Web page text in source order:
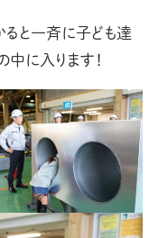
ると一斉に子ども達
に入ります！